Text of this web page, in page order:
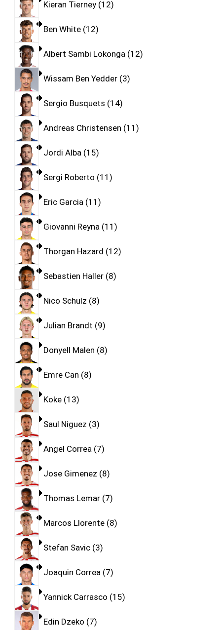
Kieran Tierney 12
Ben White 12
Albert Sambi Lokonga 12
Wissam Ben Yedder 3
Sergio Busquets 14
Andreas Christensen 11
Jordi Alba 15
Sergi Roberto 11
Eric Garcia 11
Giovanni Reyna 11
Thorgan Hazard 12
Sebastien Haller 8
Nico Schulz 8
Julian Brandt 9
Donyell Malen 8
Emre Can 8
Koke 13
Saul Niguez 3
Angel Correa 7
Jose Gimenez 8
Thomas Lemar 7
Marcos Llorente 8
Stefan Savic 3
Joaquin Correa 7
Yannick Carrasco 15
Edin Dzeko 7